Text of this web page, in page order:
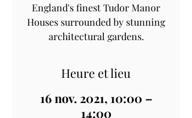
England's finest Tudor Manor
Houses surrounded by stunning
architectural gardens.
Heure et lieu
16 nov. 2021, 10:00 –
14:00